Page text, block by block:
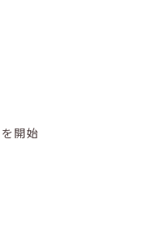
開始